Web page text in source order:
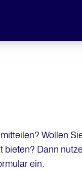
Wollen
bieten? Dann
ein.